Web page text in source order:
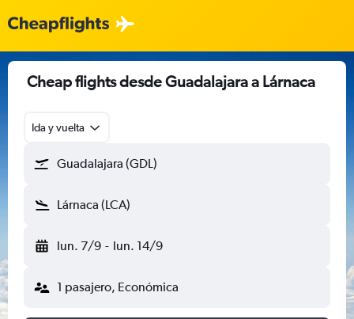
Cheap flights desde Guadalajara a Lárnaca
Ida y vuelta
Guadalajara (GDL)
Lárnaca (LCA)
lun. 7/9 - lun. 14/9
1 pasajero, Económica